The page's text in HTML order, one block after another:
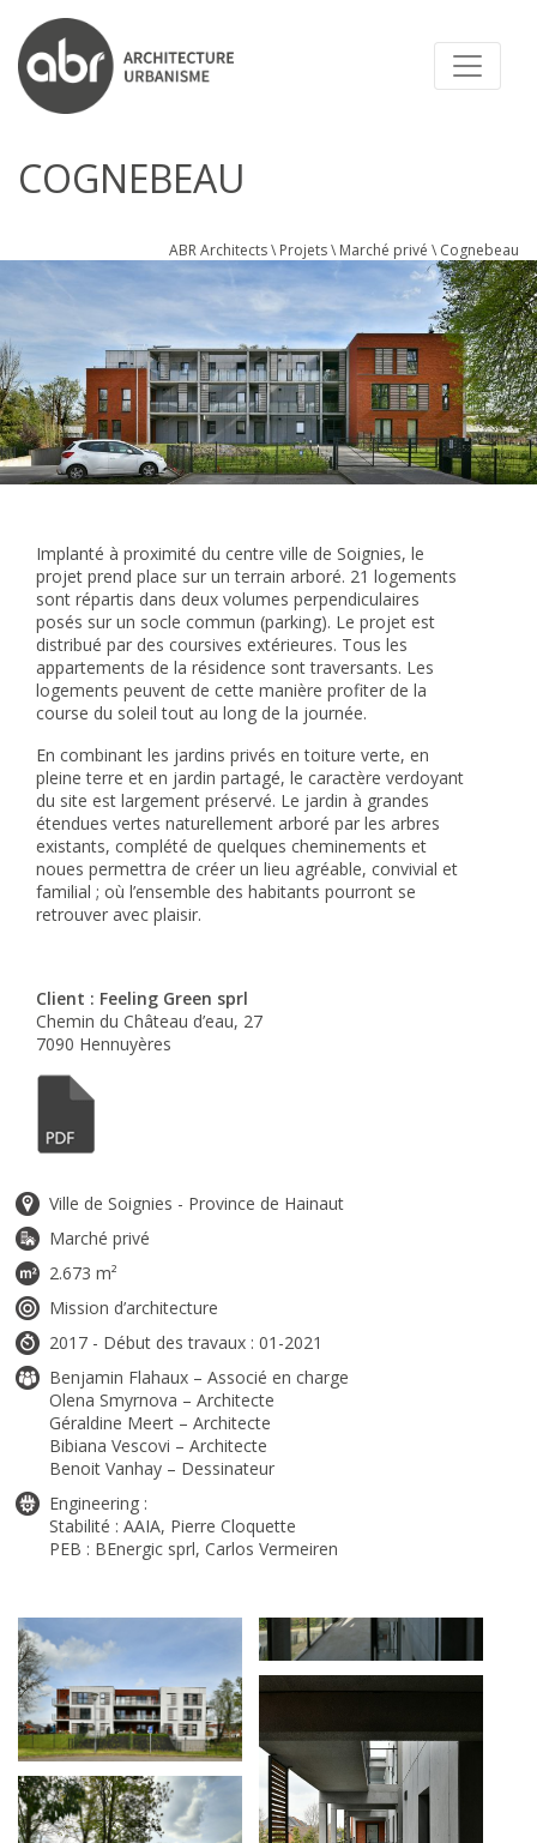
ABR ARCHITECTS
COGNEBEAU
ABR Architects\ Projets\ Marché privé \ Cognebeau
Implanté à proximité du centre ville de Soignies, le
projet prend place sur un terrain arboré. 21 logements
sont répartis dans deux volumes perpendiculaires
posés sur un socle commun (parking). Le projet est
distribué par des coursives extérieures. Tous les
appartements de la résidence sont traversants. Les
logements peuvent de cette manière profiter de la
course du soleil tout au long de la journée.
En combinant les jardins privés en toiture verte, en
pleine terre et en jardin partagé, le caractère verdoyant
du site est largement préservé. Le jardin à grandes
étendues vertes naturellement arboré par les arbres
existants, complété de quelques cheminements et
noues permettra de créer un lieu agréable, convivial et
familial ; où l’ensemble des habitants pourront se
retrouver avec plaisir.
Client : Feeling Green sprl
Chemin du Château d’eau, 27
7090 Hennuyères
Ville de Soignies - Province de Hainaut
Marché privé
2.673 m²
Mission d’architecture
2017 - Début des travaux : 01-2021
Benjamin Flahaux – Associé en charge
Olena Smyrnova – Architecte
Géraldine Meert – Architecte
Bibiana Vescovi – Architecte
Benoit Vanhay – Dessinateur
Engineering :
Stabilité : AAIA, Pierre Cloquette
PEB : BEnergic sprl, Carlos Vermeiren